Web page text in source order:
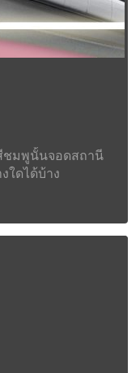
ชมพูนั้นจอดสถานี
ใดได้บ้าง